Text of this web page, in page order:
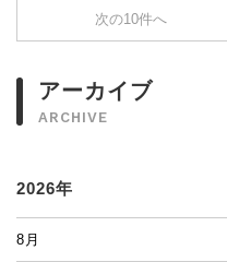
次の10件へ
アーカイブ
ARCHIVE
2026年
8月